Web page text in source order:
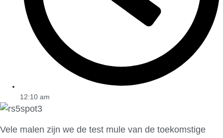
12:10 am
Vele malen zijn we de test mule van de toekomstige